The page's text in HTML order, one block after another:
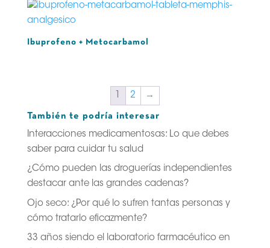
Ibuprofeno + Metocarbamol
1 2 →
También te podría interesar
Interacciones medicamentosas: Lo que debes
saber para cuidar tu salud
¿Cómo pueden las droguerías independientes
destacar ante las grandes cadenas?
Ojo seco: ¿Por qué lo sufren tantas personas y
cómo tratarlo eficazmente?
33 años siendo el laboratorio farmacéutico en